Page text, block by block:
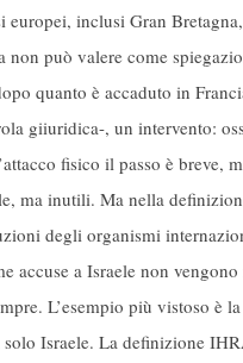
europei, inclusi Gran
non può valere come
quanto è accaduto in
giiuridica-, un intervento:
fisico il passo è breve,
ma inutili. Ma nella
degli organismi
accuse a Israele non
L’esempio più vistoso è
Israele. La definizione